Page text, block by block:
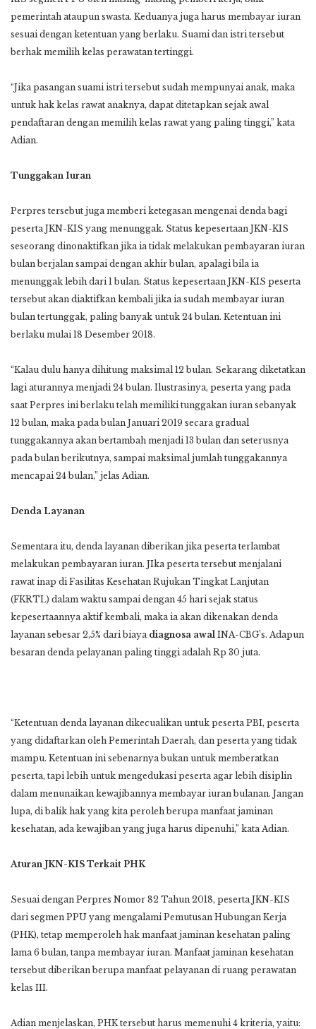
pemerintah ataupun swasta. Keduanya juga harus membayar iuran
sesuai dengan ketentuan yang berlaku. Suami dan istri tersebut
berhak memilih kelas perawatan tertinggi.
“Jika pasangan suami istri tersebut sudah mempunyai anak, maka
untuk hak kelas rawat anaknya, dapat ditetapkan sejak awal
pendaftaran dengan memilih kelas rawat yang paling tinggi,” kata
Adian.
Tunggakan Iuran
Perpres tersebut juga memberi ketegasan mengenai denda bagi
peserta JKN-KIS yang menunggak. Status kepesertaan JKN-KIS
seseorang dinonaktifkan jika ia tidak melakukan pembayaran iuran
bulan berjalan sampai dengan akhir bulan, apalagi bila ia
menunggak lebih dari 1 bulan. Status kepesertaan JKN-KIS peserta
tersebut akan diaktifkan kembali jika ia sudah membayar iuran
bulan tertunggak, paling banyak untuk 24 bulan. Ketentuan ini
berlaku mulai 18 Desember 2018.
“Kalau dulu hanya dihitung maksimal 12 bulan. Sekarang diketatkan
lagi aturannya menjadi 24 bulan. Ilustrasinya, peserta yang pada
saat Perpres ini berlaku telah memiliki tunggakan iuran sebanyak
12 bulan, maka pada bulan Januari 2019 secara gradual
tunggakannya akan bertambah menjadi 13 bulan dan seterusnya
pada bulan berikutnya, sampai maksimal jumlah tunggakannya
mencapai 24 bulan,” jelas Adian.
Denda Layanan
Sementara itu, denda layanan diberikan jika peserta terlambat
melakukan pembayaran iuran. JIka peserta tersebut menjalani
rawat inap di Fasilitas Kesehatan Rujukan Tingkat Lanjutan
(FKRTL) dalam waktu sampai dengan 45 hari sejak status
kepesertaannya aktif kembali, maka ia akan dikenakan denda
layanan sebesar 2,5% dari biaya diagnosa awal INA-CBG’s. Adapun
besaran denda pelayanan paling tinggi adalah Rp 30 juta.
“Ketentuan denda layanan dikecualikan untuk peserta PBI, peserta
yang didaftarkan oleh Pemerintah Daerah, dan peserta yang tidak
mampu. Ketentuan ini sebenarnya bukan untuk memberatkan
peserta, tapi lebih untuk mengedukasi peserta agar lebih disiplin
dalam menunaikan kewajibannya membayar iuran bulanan. Jangan
lupa, di balik hak yang kita peroleh berupa manfaat jaminan
kesehatan, ada kewajiban yang juga harus dipenuhi,” kata Adian.
Aturan JKN-KIS Terkait PHK
Sesuai dengan Perpres Nomor 82 Tahun 2018, peserta JKN-KIS
dari segmen PPU yang mengalami Pemutusan Hubungan Kerja
(PHK), tetap memperoleh hak manfaat jaminan kesehatan paling
lama 6 bulan, tanpa membayar iuran. Manfaat jaminan kesehatan
tersebut diberikan berupa manfaat pelayanan di ruang perawatan
kelas III.
Adian menjelaskan, PHK tersebut harus memenuhi 4 kriteria, yaitu: